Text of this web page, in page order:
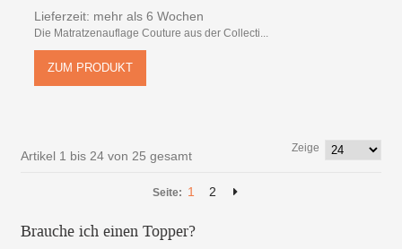
Lieferzeit: mehr als 6 Wochen
Die Matratzenauflage Couture aus der Collecti...
ZUM PRODUKT
Artikel 1 bis 24 von 25 gesamt
Zeige
Seite: 1 2
Brauche ich einen Topper?